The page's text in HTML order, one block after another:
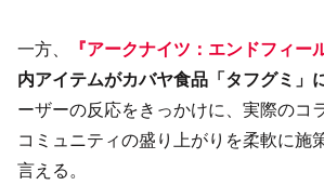
一方、 『アークナイツ：エンドフィー
内アイテムがカバヤ食品「タフグミ」
ーザーの反応をきっかけに、実際のコ
コミュニティの盛り上がりを柔軟に施
言える。